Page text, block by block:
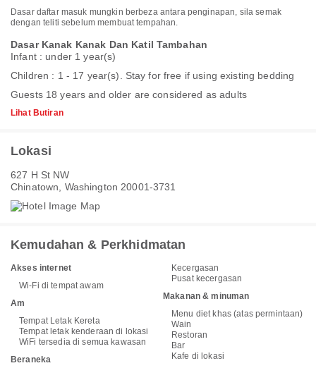
Dasar daftar masuk mungkin berbeza antara penginapan, sila semak
dengan teliti sebelum membuat tempahan.
Dasar Kanak Kanak Dan Katil Tambahan
Infant : under 1 year(s)
Children : 1 - 17 year(s). Stay for free if using existing bedding
Guests 18 years and older are considered as adults
Lihat Butiran
Lokasi
627 H St NW
Chinatown, Washington 20001-3731
Kemudahan & Perkhidmatan
Akses internet
Wi-Fi di tempat awam
Am
Tempat Letak Kereta
Tempat letak kenderaan di lokasi
WiFi tersedia di semua kawasan
Beraneka
Kecergasan
Pusat kecergasan
Makanan & minuman
Menu diet khas (atas permintaan)
Wain
Restoran
Bar
Kafe di lokasi